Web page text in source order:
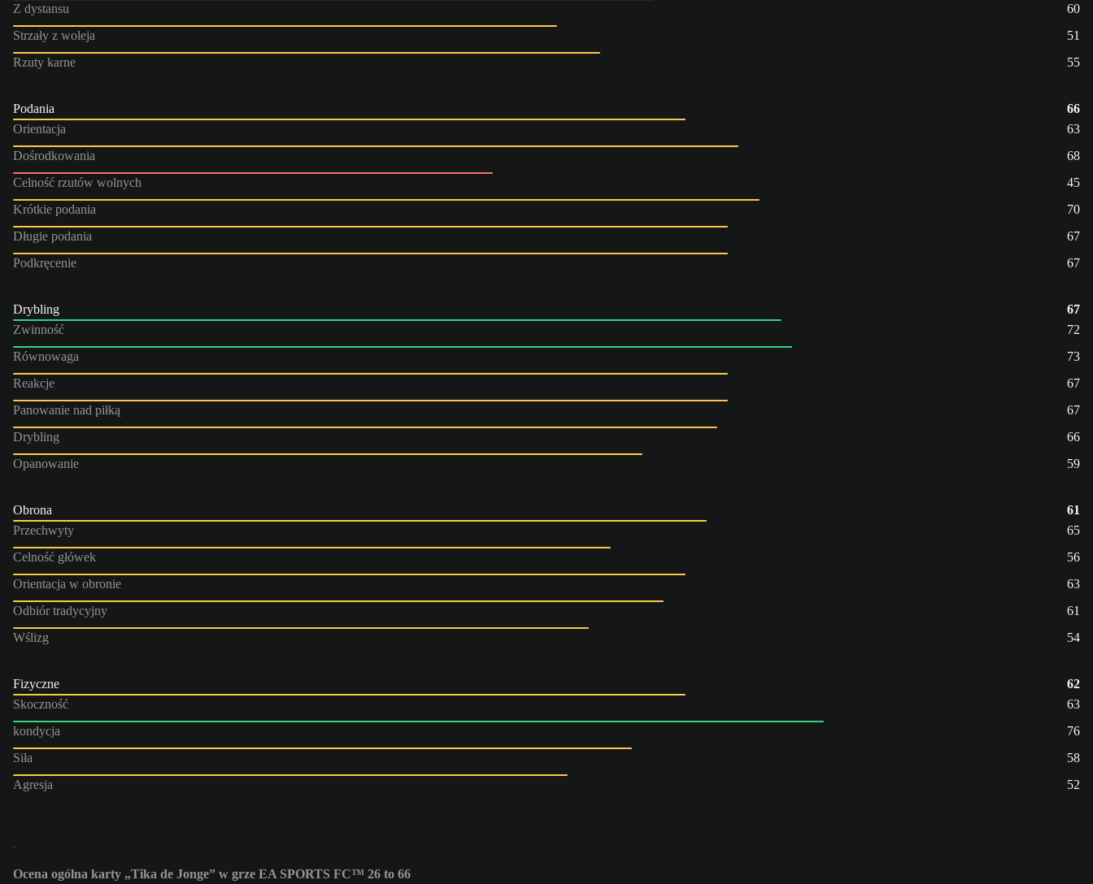
Z dystansu
60
Strzały z woleja
51
Rzuty karne
55
Podania
66
Orientacja
63
Dośrodkowania
68
Celność rzutów wolnych
45
Krótkie podania
70
Długie podania
67
Podkręcenie
67
Drybling
67
Zwinność
72
Równowaga
73
Reakcje
67
Panowanie nad piłką
67
Drybling
66
Opanowanie
59
Obrona
61
Przechwyty
65
Celność główek
56
Orientacja w obronie
63
Odbiór tradycyjny
61
Wślizg
54
Fizyczne
62
Skoczność
63
kondycja
76
Siła
58
Agresja
52
Ocena ogólna karty „Tika de Jonge” w grze EA SPORTS FC™ 26 to 66